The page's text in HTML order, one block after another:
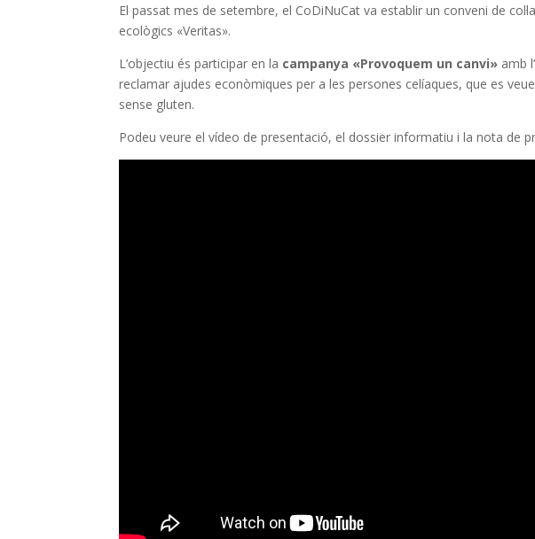
El passat mes de setembre, el CoDiNuCat va establir un conveni de
ecològics «Veritas».
L’objectiu és participar en la campanya «Provoquem un canvi» amb
reclamar ajudes econòmiques per a les persones celíaques, que es
sense gluten.
Podeu veure el vídeo de presentació, el dossier informatiu i la nota de